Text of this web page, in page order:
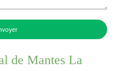
de Mantes La